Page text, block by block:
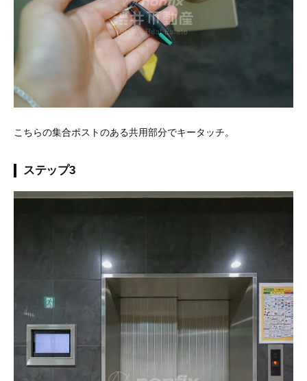
こちらの集合ポストのある共用部分でキータッチ。
ステップ3